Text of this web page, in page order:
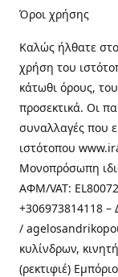
Όροι χρήσης
Καλώς ήλθατε
χρήση του
κάτωθι όρους,
προσεκτικά. Οι
συναλλαγές που
ιστότοπου
Μονοπρόσωπη
ΑΦΜ/VAT:
+306973814118
/
κυλίνδρων,
(ρεκτιφιέ)